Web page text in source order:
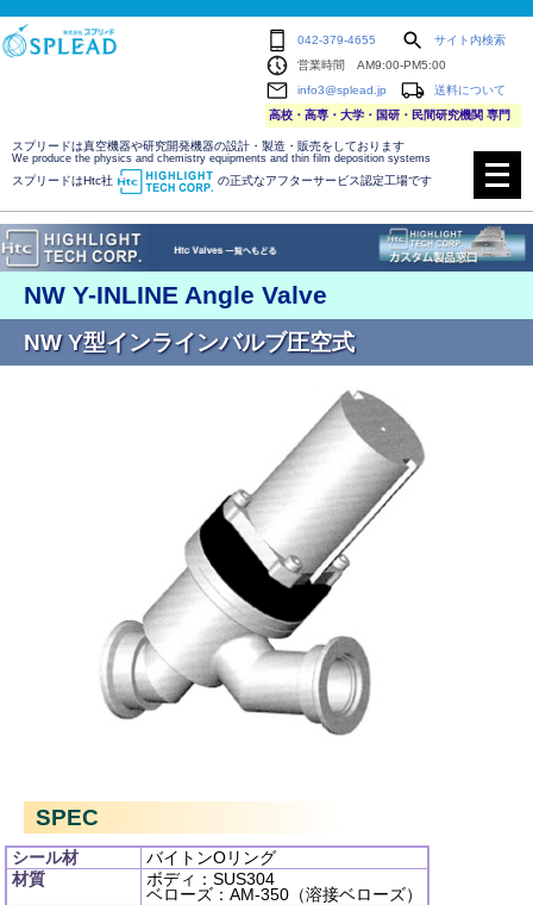
042-379-4655
サイト内検索
営業時間 AM9:00-PM5:00
info3@splead.jp
送料について
高校・高専・大学・国研・民間研究機関 専門
スプリードは真空機器や研究開発機器の設計・製造・販売をしております
We produce the physics and chemistry equipments and thin film deposition systems
スプリードはHtc社 の正式なアフターサービス認定工場です
メ
ニ
ュ
ー
を
開
く
NW Y-INLINE Angle Valve
NW Y型インラインバルブ圧空式
SPEC
シール材
バイトンOリング
材質
ボディ：SUS304
ベローズ：AM-350（溶接ベローズ）